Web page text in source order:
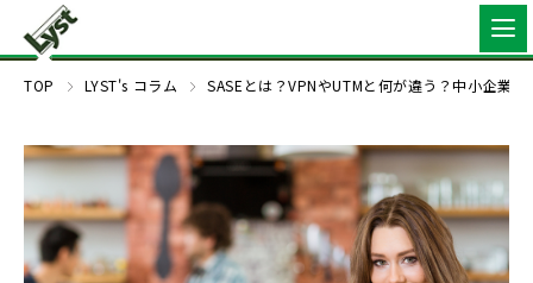
TOP LYST's コラム SASEとは？VPNやUTMと何が違う？中小企業